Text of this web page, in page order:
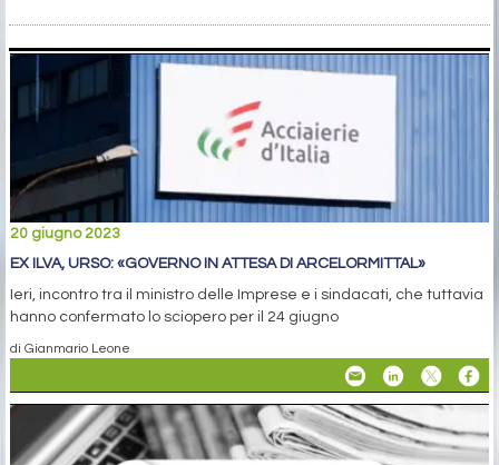
20 giugno 2023
EX ILVA, URSO: «GOVERNO IN ATTESA DI ARCELORMITTAL»
Ieri, incontro tra il ministro delle Imprese e i sindacati, che tuttavia
hanno confermato lo sciopero per il 24 giugno
di Gianmario Leone